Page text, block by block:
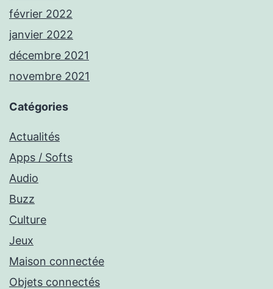
février 2022
janvier 2022
décembre 2021
novembre 2021
Catégories
Actualités
Apps / Softs
Audio
Buzz
Culture
Jeux
Maison connectée
Objets connectés